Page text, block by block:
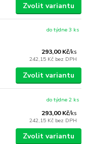
Zvolit variantu
293,00 Kč/ks
242,15 Kč bez DPH
do týdne 3 ks
Zvolit variantu
293,00 Kč/ks
242,15 Kč bez DPH
do týdne 2 ks
Zvolit variantu